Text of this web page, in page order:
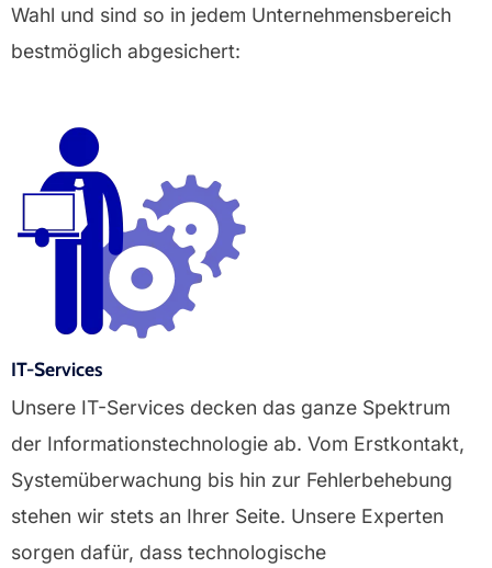
Wahl und sind so in jedem Unternehmensbereich
bestmöglich abgesichert:
IT-Services
Unsere IT-Services decken das ganze Spektrum
der Informationstechnologie ab. Vom Erstkontakt,
Systemüberwachung bis hin zur Fehlerbehebung
stehen wir stets an Ihrer Seite. Unsere Experten
sorgen dafür, dass technologische